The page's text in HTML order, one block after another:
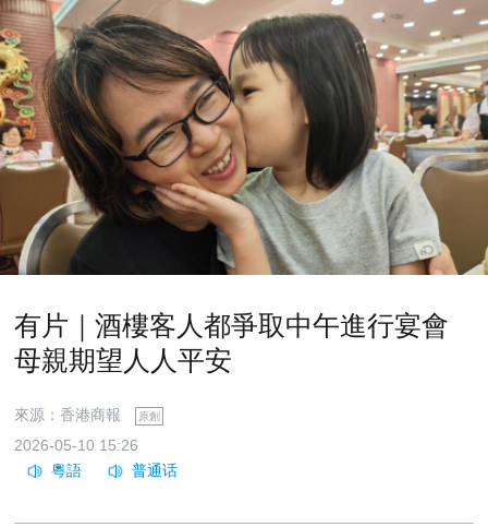
有片｜酒樓客人都爭取中午進行宴會
母親期望人人平安
來源：香港商報 原創
2026-05-10 15:26